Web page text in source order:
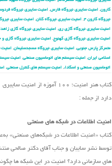
کارون, امنیت سایبری نیروگاه فارس, امنیت سایبری نیروگاه
نیروگاه کارون ۴
, امنیت سایبری نیروگاه کلان, امنیت سایبری
امنیت سایبری نیروگاه گازی ری, امنیت سایبری نیروگاه گازی
امنیت سایبری نیروگاه گازی کهنوج, امنیت سایبری نیروگاه گازی و
متمرکز پارس جنوبی, امنیت سایبری نیروگاه مسجدسلیمان, امنیت
اسلامی ایران, امنیت سیستم های اتوماسیون صنعتی, امنیت
اتوماسیون صنعتی و اسکادا،, امنیت سیستم های کنترل صنعتی,
کتاب هنر امنیت؛ ۱۰۰
دارد از جمله :
امنیت اطلاعات در شبکه های صنعتی
کتاب «امنیت اطلاعات در شبکه‌های صنعتی»
توسط نشر سایبان و جناب آقای دکتر صالحی
های سازمانی دارد؟ امنیت در این شبکه ها